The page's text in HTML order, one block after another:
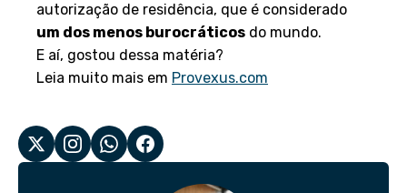
autorização de residência, que é considerado
um dos menos burocráticos do mundo.
E aí, gostou dessa matéria?
Leia muito mais em Provexus.com